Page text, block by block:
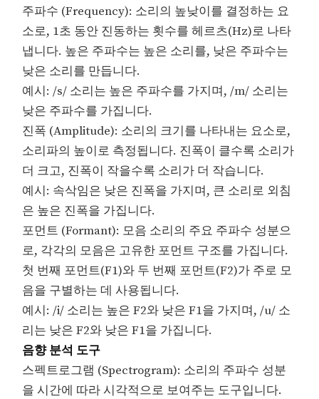
주파수 (Frequency): 소리의 높낮이를 결정하는 요
소로, 1초 동안 진동하는 횟수를 헤르츠(Hz)로 나타
냅니다. 높은 주파수는 높은 소리를, 낮은 주파수는
낮은 소리를 만듭니다.
예시: /s/ 소리는 높은 주파수를 가지며, /m/ 소리는
낮은 주파수를 가집니다.
진폭 (Amplitude): 소리의 크기를 나타내는 요소로,
소리파의 높이로 측정됩니다. 진폭이 클수록 소리가
더 크고, 진폭이 작을수록 소리가 더 작습니다.
예시: 속삭임은 낮은 진폭을 가지며, 큰 소리로 외침
은 높은 진폭을 가집니다.
포먼트 (Formant): 모음 소리의 주요 주파수 성분으
로, 각각의 모음은 고유한 포먼트 구조를 가집니다.
첫 번째 포먼트(F1)와 두 번째 포먼트(F2)가 주로 모
음을 구별하는 데 사용됩니다.
예시: /i/ 소리는 높은 F2와 낮은 F1을 가지며, /u/ 소
리는 낮은 F2와 낮은 F1을 가집니다.
음향 분석 도구
스펙트로그램 (Spectrogram): 소리의 주파수 성분
을 시간에 따라 시각적으로 보여주는 도구입니다.